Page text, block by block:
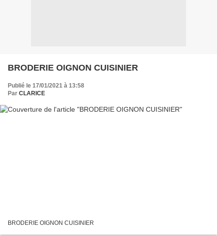
BRODERIE OIGNON CUISINIER
Publié le 17/01/2021 à 13:58
Par CLARICE
BRODERIE OIGNON CUISINIER